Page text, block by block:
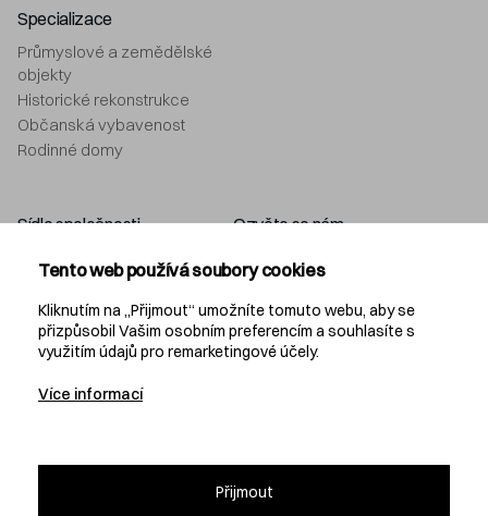
Specializace
Průmyslové a zemědělské
objekty
Historické rekonstrukce
Občanská vybavenost
Rodinné domy
Sídlo společnosti
Navláčil stavební firma, s.r.o.
Bartošova 5532
760 01 Zlín
Ozvěte se nám
+420 577 212 049
info@navlacil.cz
DEVELOPMENT
Tento web používá soubory cookies
Kliknutím na „Přijmout“ umožníte tomuto webu, aby se
přizpůsobil Vašim osobním preferencím a souhlasíte s
využitím údajů pro remarketingové účely.
Více informací
Přijmout